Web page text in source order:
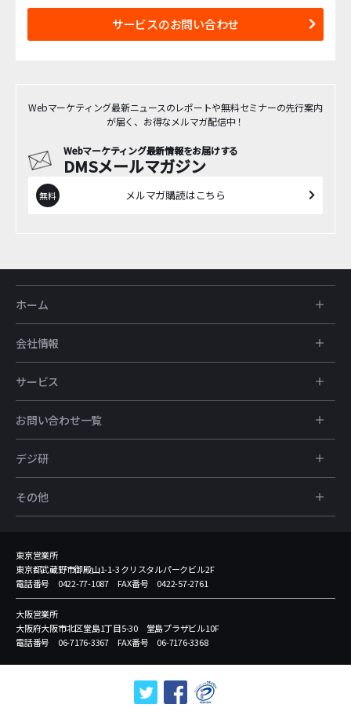
サービスのお問い合わせ
Webマーケティング最新ニュースのレポートや無料セミナーの先行案内
が届く、お得なメルマガ配信中！
Webマーケティング最新情報をお届けする
DMSメールマガジン
メルマガ購読はこちら
ホーム
会社情報
サービス
お問い合わせ一覧
デジ研
その他
東京営業所
東京都武蔵野市御殿山1-1-3 クリスタルパークビル2F
電話番号 0422-77-1087 FAX番号 0422-57-2761
大阪営業所
大阪府大阪市北区堂島1丁目5-30 堂島プラザビル10F
電話番号 06-7176-3367 FAX番号 06-7176-3368